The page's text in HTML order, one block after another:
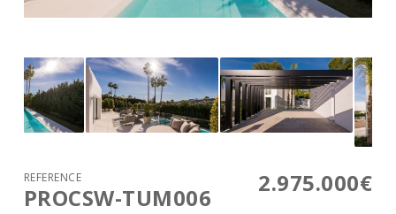
2.975.000€
REFERENCE
PROCSW-TUM006